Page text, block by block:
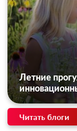
Летние
Читать блоги